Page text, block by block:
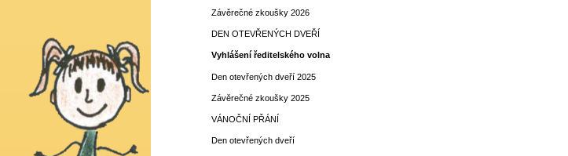
Závěrečné zkoušky 2026
DEN OTEVŘENÝCH DVEŘÍ
Vyhlášení ředitelského volna
Den otevřených dveří 2025
Závěrečné zkoušky 2025
VÁNOČNÍ PŘÁNÍ
Den otevřených dveří